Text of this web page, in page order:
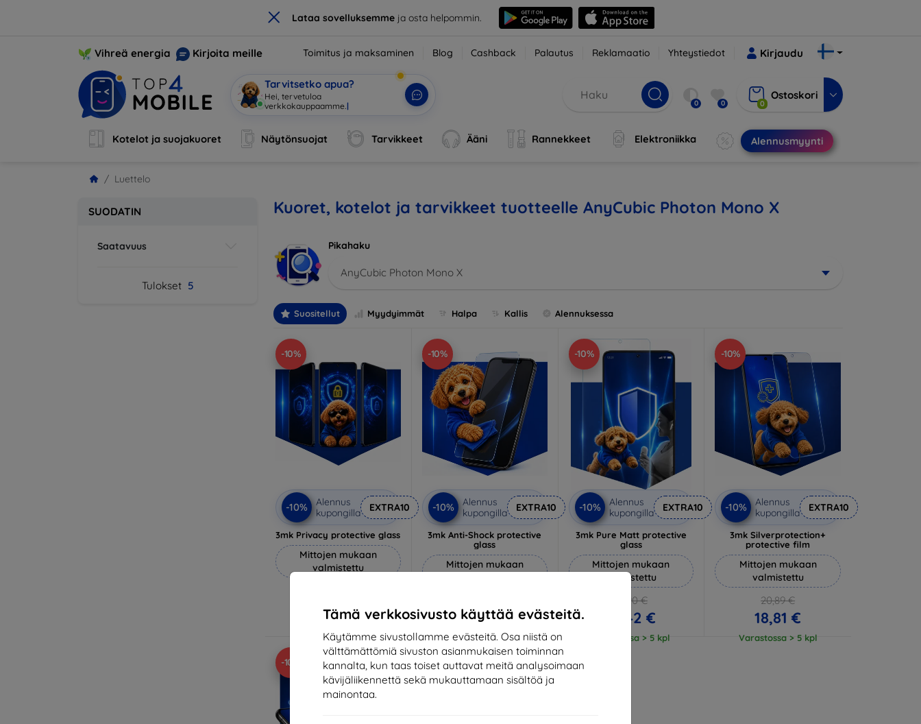
× Lataa sovelluksemmeja osta helpommin.
Tämä verkkosivusto käyttää evästeitä.
Käytämme sivustollamme evästeitä. Osa niistä on
välttämättömiä sivuston asianmukaisen toiminnan
kannalta, kun taas toiset auttavat meitä analysoimaan
kävijäliikennettä sekä mukauttamaan sisältöä ja
mainontaa.
Vihreä energia Kirjoita meille Toimitus ja maksaminen Blog Cashback Palautus Reklamaatio Yhteystiedot Kirjaudu
Tarvitsetko apua?
Hei, tervetuloa
verkkokauppaam| 0 0 0
Ostoskori
Kotelot ja suojakuoret Näytönsuojat Tarvikkeet Ääni Rannekkeet Elektroniikka Alennusmyynti
Luettelo
SUODATIN
Saatavuus
Tulokset 5
Kuoret, kotelot ja tarvikkeet tuotteelle AnyCubic Photon Mono X
Pikahaku
AnyCubic Photon Mono X
Suositellut Myydyimmät Halpa Kallis Alennuksessa
-10%
-10%
Alennus
kupongilla
EXTRA10
3mk Privacy protective glass
Mittojen mukaan
valmistettu
20,61 €
-10%
-10%
Alennus
kupongilla
EXTRA10
3mk Anti-Shock protective
glass
Mittojen mukaan
17,01 €
Varastossa > 5 kpl
-10%
-10%
Alennus
kupongilla
EXTRA10
3mk Pure Matt protective
glass
Mittojen mukaan
valmistettu
14,90 €
13,42 €
Varastossa > 5 kpl
-10%
-10%
Alennus
kupongilla
EXTRA10
3mk Silverprotection+
protective film
Mittojen mukaan
valmistettu
20,89 €
18,81 €
Varastossa > 5 kpl
-10%